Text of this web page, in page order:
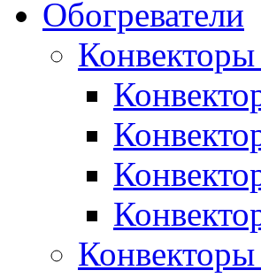
Обогреватели
Конвекторы